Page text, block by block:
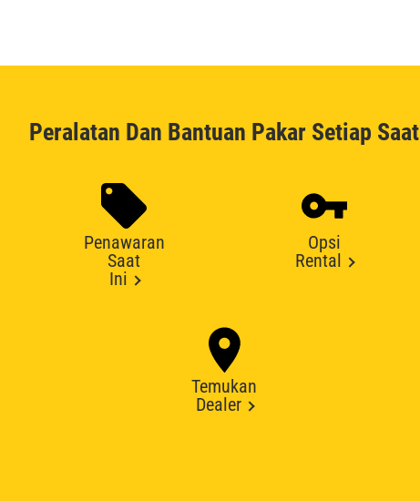
Peralatan Dan Bantuan Pakar Setiap Saat
Penawaran
Saat
Ini
Opsi
Rental
Temukan
Dealer